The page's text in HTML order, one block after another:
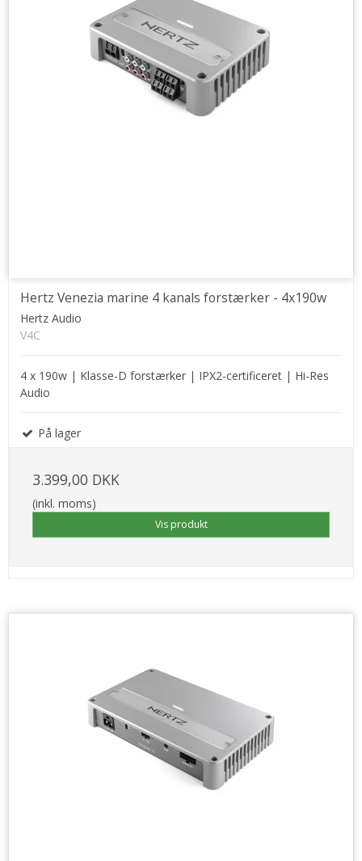
Hertz Venezia marine 4 kanals forstærker - 4x190w
Hertz Audio
V4C
4 x 190w | Klasse-D forstærker | IPX2-certificeret | Hi-Res
Audio
På lager
3.399,00 DKK
(inkl. moms)
Vis produkt